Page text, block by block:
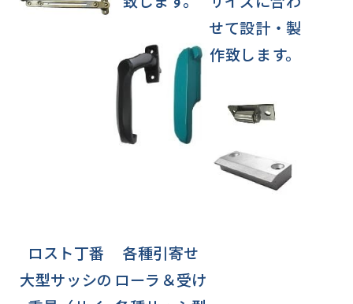
せて設計・製
作致します。
ロスト丁番
大型サッシの
各種引寄せ
ローラ＆受け